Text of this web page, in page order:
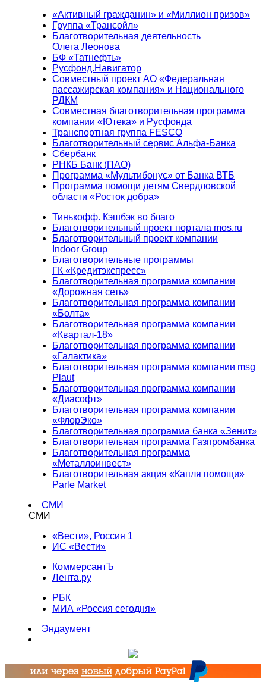
«Активный гражданин» и «Миллион призов»
Группа «Трансойл»
Благотворительная деятельность
Олега Леонова
БФ «Татнефть»
Русфонд.Навигатор
Совместный проект АО «Федеральная
пассажирская компания» и Национального
РДКМ
Совместная благотворительная программа
компании «Ютека» и Русфонда
Транспортная группа FESCO
Благотворительный сервис Альфа-Банка
Сбербанк
РНКБ Банк (ПАО)
Программа «Мультибонус» от Банка ВТБ
Программа помощи детям Свердловской
области «Росток добра»
Тинькофф. Кэшбэк во благо
Благотворительный проект портала mos.ru
Благотворительный проект компании
Indoor Group
Благотворительные программы
ГК «Кредитэкспресс»
Благотворительная программа компании
«Дорожная сеть»
Благотворительная программа компании
«Болта»
Благотворительная программа компании
«Квартал-18»
Благотворительная программа компании
«Галактика»
Благотворительная программа компании msg
Plaut
Благотворительная программа компании
«Диасофт»
Благотворительная программа компании
«ФлорЭко»
Благотворительная программа банка «Зенит»
Благотворительная программа Газпромбанка
Благотворительная программа
«Металлоинвест»
Благотворительная акция «Капля помощи»
Parle Market
СМИ
СМИ
«Вести», Россия 1
ИС «Вести»
КоммерсантЪ
Лента.ру
РБК
МИА «Россия сегодня»
Эндаумент